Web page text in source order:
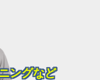
ングなど